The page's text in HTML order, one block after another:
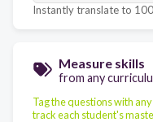
Instantly translate to
Measure skills
from any
Tag the questions with
track each student's